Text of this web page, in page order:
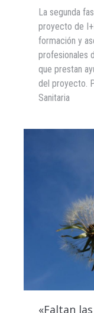
La segunda
proyecto de
formación y
profesionales
que prestan
del proyecto.
Sanitaria
«Faltan